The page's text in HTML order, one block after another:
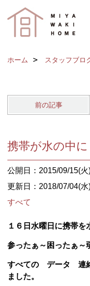
ホーム スタッフブロ
前の記事
携帯が水の中に
公開日：2015/09/15(火
更新日：2018/07/04(水
すべて
１６日水曜日に携帯を
参ったぁ～困ったぁ～
すべての データ 連
ました。